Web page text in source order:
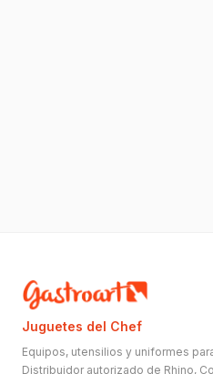
Juguetes del Chef
Equipos, utensilios y uniformes
Distribuidor autorizado de Rhino,